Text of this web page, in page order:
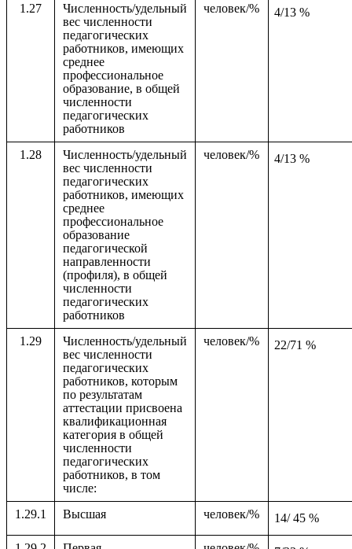
1.27
Численность/удельный
вес численности
педагогических
работников, имеющих
среднее
профессиональное
образование, в общей
численности
педагогических
работников
человек/% 4/13 %
1.28
Численность/удельный
вес численности
педагогических
работников, имеющих
среднее
профессиональное
образование
педагогической
направленности
(профиля), в общей
численности
педагогических
работников
человек/% 4/13 %
1.29
Численность/удельный
вес численности
педагогических
работников, которым
по результатам
аттестации присвоена
квалификационная
категория в общей
численности
педагогических
работников, в том
числе:
человек/% 22/71 %
1.29.1 Высшая человек/% 14/ 45 %